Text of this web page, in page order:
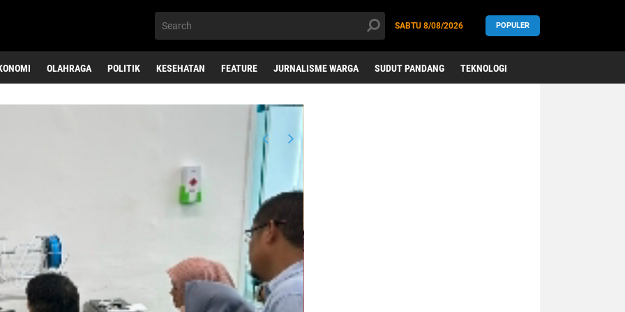
SABTU 8/08/2026 POPULER
OLAHRAGA POLITIK KESEHATAN FEATURE JURNALISME WARGA SUDUT PANDANG TEKNOLOGI